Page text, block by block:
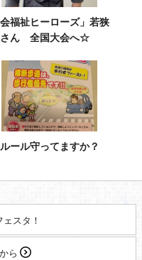
会福祉ヒーローズ」若狭
さん 全国大会へ☆
ール守ってますか？
スタ！
ら